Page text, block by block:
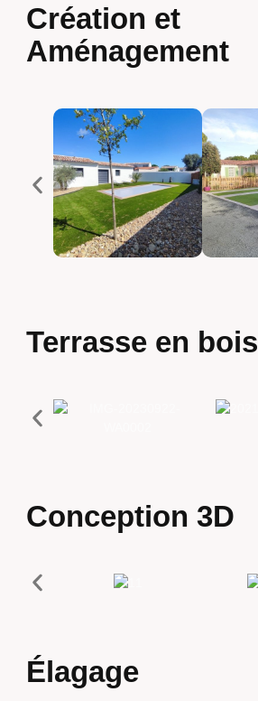
Création et
Aménagement
Terrasse en bois
Conception 3D
Élagage